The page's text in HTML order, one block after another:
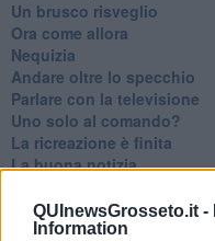
QUInewsGrosseto.it -
Information
Un brusco risveglio
Ora come allora
Nequizia
Andare oltre lo specchio
Parlare con la televisione
Uno solo al comando?
La ricreazione è finita
La buona notizia
Valori dubbi miti fasulli
Demeritocrazia